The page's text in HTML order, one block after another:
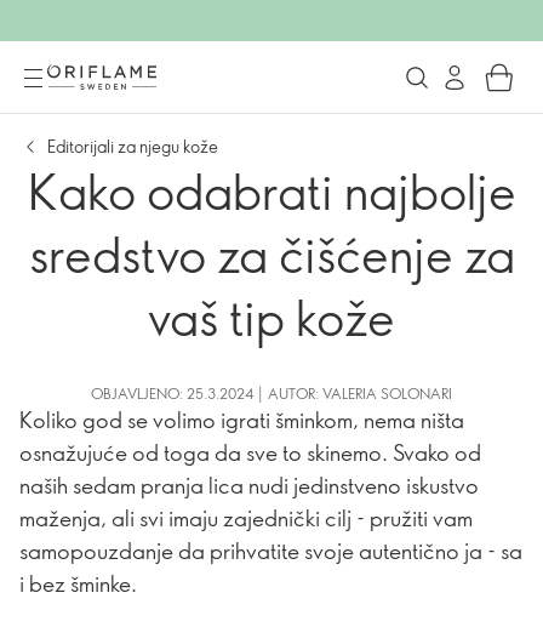
Editorijali za njegu kože
Kako odabrati najbolje
sredstvo za čišćenje za
vaš tip kože
OBJAVLJENO: 25.3.2024 | AUTOR: VALERIA SOLONARI
Koliko god se volimo igrati šminkom, nema ništa
osnažujuće od toga da sve to skinemo. Svako od
naših sedam pranja lica nudi jedinstveno iskustvo
maženja, ali svi imaju zajednički cilj - pružiti vam
samopouzdanje da prihvatite svoje autentično ja - sa
i bez šminke.